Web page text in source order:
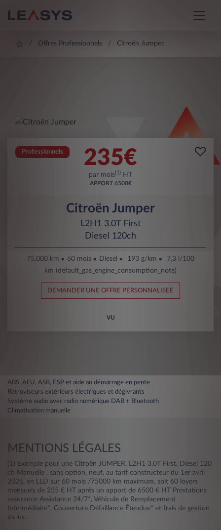
Offres Professionnels Citroën Jumper
Professionnels 235€
par mois(1) HT
APPORT 6500€
Citroën Jumper
L2H1 3.0T First
Diesel 120ch
75.000 km 60 mois Diesel 193 g/km
7,3 l/100
km (default_gas_engine_consumption_note)
DEMANDER UNE OFFRE PERSONNALISEE
VU
ABS, AFU, ASR, ESP et aide au démarrage en pente
Rétroviseurs extérieurs électriques et dégivrants
Système audio avec radio numérique DAB + Bluetooth
Climatisation manuelle
MENTIONS LÉGALES
(1) Exemple pour une Citroën JUMPER, L2H1 3.0T First, Diesel 120
ch Manuelle , sans option, neuf, au tarif constructeur du 1er avril
2026, en LLD sur 60 mois /75000 km maximum, soit 60 loyers
mensuels de 235 € HT après un apport de 6500 € HT Prestations
assurance Assistance 24/7*, Véhicule de Remplacement
Intermédiaire*, Couverture Défaillance Étendue* et frais de gestion
inclus.